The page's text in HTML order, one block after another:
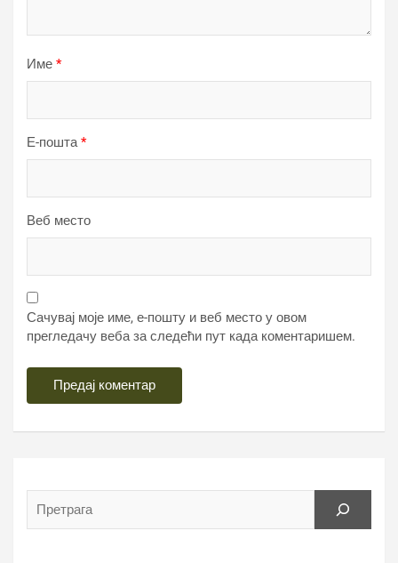
Име *
Е-пошта*
Веб место
Сачувај моје име, е-пошту и веб место у овом
прегледачу веба за следећи пут када коментаришем.